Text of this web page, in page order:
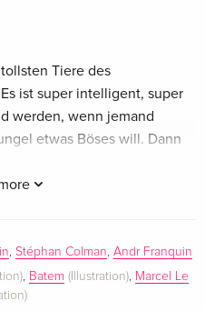
Tiere des
ist super intelligent, super
werden, wenn jemand
etwas Böses will. Dann
Bösewichte!
Autorund derZeichnerder
Dschungel gekommen, um
, Stéphan Colman, Andr Franquin
, Batem (Illustration), Marcel Le